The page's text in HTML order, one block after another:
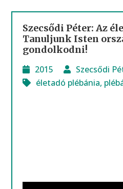
Szecsődi Péter: Az
Tanuljunk Isten
gondolkodni!
2015
Szecsődi
életadó plébánia,